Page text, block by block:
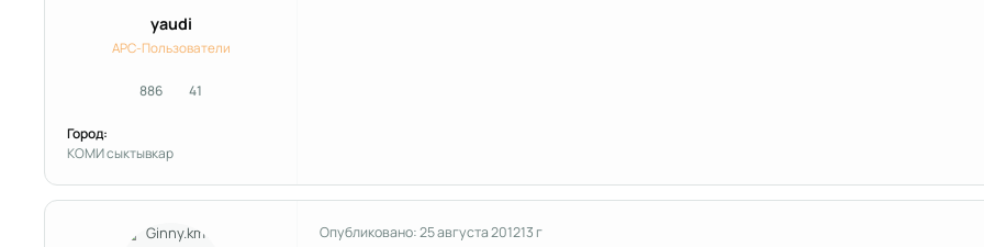
yaudi
APC-Пользователи
886сообщения
41Репутация
Город:
КОМИ сыктывкар
Опубликовано:25 августа 201213 г